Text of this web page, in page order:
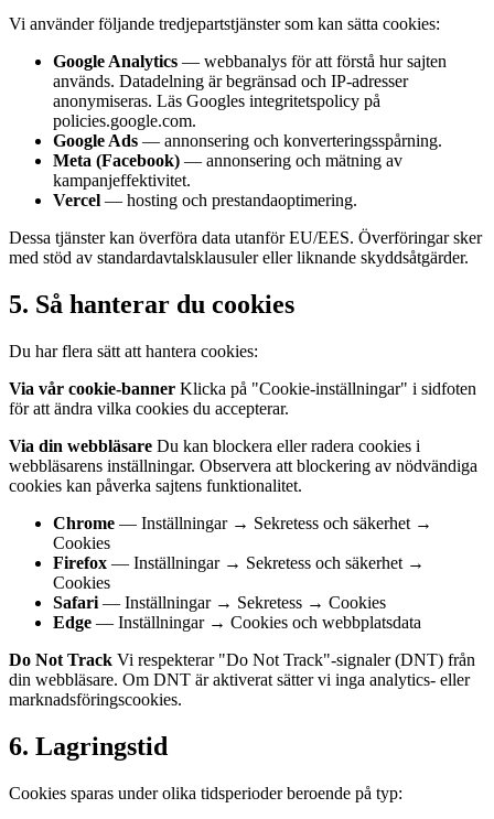
Vi använder följande tredjepartstjänster som kan sätta cookies:
Google Analytics — webbanalys för att förstå hur sajten
används. Datadelning är begränsad och IP-adresser
anonymiseras. Läs Googles integritetspolicy på
policies.google.com.
Google Ads — annonsering och konverteringsspårning.
Meta (Facebook) — annonsering och mätning av
kampanjeffektivitet.
Vercel — hosting och prestandaoptimering.
Dessa tjänster kan överföra data utanför EU/EES. Överföringar sker
med stöd av standardavtalsklausuler eller liknande skyddsåtgärder.
5. Så hanterar du cookies
Du har flera sätt att hantera cookies:
Via vår cookie-banner Klicka på "Cookie-inställningar" i sidfoten
för att ändra vilka cookies du accepterar.
Via din webbläsare Du kan blockera eller radera cookies i
webbläsarens inställningar. Observera att blockering av nödvändiga
cookies kan påverka sajtens funktionalitet.
Chrome — Inställningar → Sekretess och säkerhet →
Cookies
Firefox — Inställningar → Sekretess och säkerhet →
Cookies
Safari — Inställningar → Sekretess → Cookies
Edge — Inställningar → Cookies och webbplatsdata
Do Not Track Vi respekterar "Do Not Track"-signaler (DNT) från
din webbläsare. Om DNT är aktiverat sätter vi inga analytics- eller
marknadsföringscookies.
6. Lagringstid
Cookies sparas under olika tidsperioder beroende på typ: